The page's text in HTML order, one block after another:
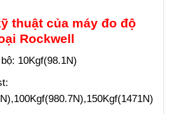
thuật của máy đo độ
Rockwell
10Kgf(98.1N)